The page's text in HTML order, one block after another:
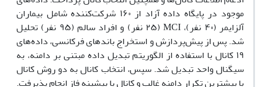
موجود در پایگاه داده آزاد از ۱۶۰ شرکت‌کننده شامل بیماران
آلزایمر (۴۰ نفر)، MCI (۲۵ نفر) و افراد سالم (۹۵ نفر) تحلیل
شد. پس از پیش‌پردازش و استخراج باندهای فرکانسی، داده‌های
۱۹ کانال با استفاده از الگوریتم تبدیل داده مبتنی بر دامنه، به
سیگنال واحد تبدیل شد. سپس، انتخاب کانال به دو روش کانال
با بیشترین تکرار دامنه غالب و کانال با بیشینه فاز انجام پذیرفت.